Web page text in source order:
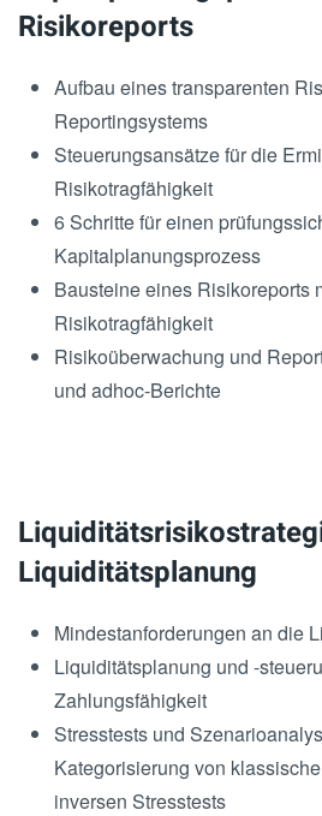
Risikoreports
Aufbau eines transparenten
Reportingsystems
Steuerungsansätze für die
Risikotragfähigkeit
6 Schritte für einen
Kapitalplanungsprozess
Bausteine eines Risikoreports
Risikotragfähigkeit
Risikoüberwachung und
und adhoc-Berichte
Liquiditätsplanung
Mindestanforderungen an die
Liquiditätsplanung und -
Zahlungsfähigkeit
Stresstests und
Kategorisierung von
inversen Stresstests